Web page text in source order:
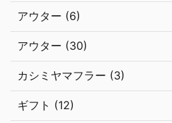
アウター (6)
アウター (30)
カシミヤマフラー (3)
ギフト (12)